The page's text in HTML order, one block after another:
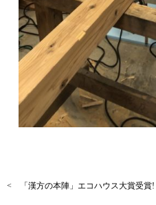
< 「漢方の本陣」エコハウス大賞受賞!